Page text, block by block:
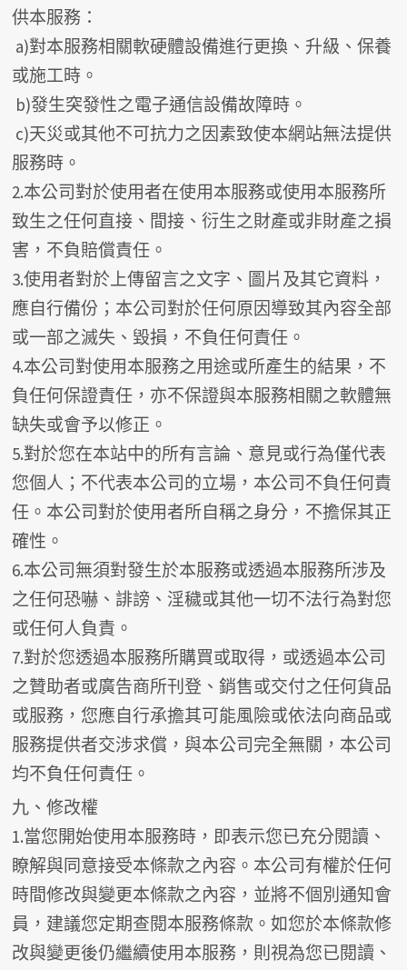
供本服務：
a)對本服務相關軟硬體設備進行更換、升級、保養
或施工時。
b)發生突發性之電子通信設備故障時。
c)天災或其他不可抗力之因素致使本網站無法提供
服務時。
2.本公司對於使用者在使用本服務或使用本服務所
致生之任何直接、間接、衍生之財產或非財產之損
害，不負賠償責任。
3.使用者對於上傳留言之文字、圖片及其它資料，
應自行備份；本公司對於任何原因導致其內容全部
或一部之滅失、毀損，不負任何責任。
4.本公司對使用本服務之用途或所產生的結果，不
負任何保證責任，亦不保證與本服務相關之軟體無
缺失或會予以修正。
5.對於您在本站中的所有言論、意見或行為僅代表
您個人；不代表本公司的立場，本公司不負任何責
任。本公司對於使用者所自稱之身分，不擔保其正
確性。
6.本公司無須對發生於本服務或透過本服務所涉及
之任何恐嚇、誹謗、淫穢或其他一切不法行為對您
或任何人負責。
7.對於您透過本服務所購買或取得，或透過本公司
之贊助者或廣告商所刊登、銷售或交付之任何貨品
或服務，您應自行承擔其可能風險或依法向商品或
服務提供者交涉求償，與本公司完全無關，本公司
均不負任何責任。
九、修改權
1.當您開始使用本服務時，即表示您已充分閱讀、
瞭解與同意接受本條款之內容。本公司有權於任何
時間修改與變更本條款之內容，並將不個別通知會
員，建議您定期查閱本服務條款。如您於本條款修
改與變更後仍繼續使用本服務，則視為您已閱讀、